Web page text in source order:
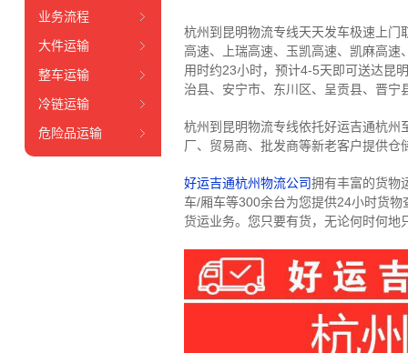
杭州到昆明物流专线天天发车极速上门
高速、上瑞高速、玉凯高速、凯麻高
用时约23小时，预计4-5天即可送达昆
治县、安宁市、东川区、呈贡县、晋宁
杭州到昆明物流专线依托好运吉通杭州
厂、贸易商、批发商等新老客户提供仓
好运吉通杭州物流公司拥有丰富的货物
车/厢车等300余台为您提供24小时货物
货运业务。 您只要有货，无论何时何地
业务流程
大件运输
整车运输
冷链运输
危险品运输